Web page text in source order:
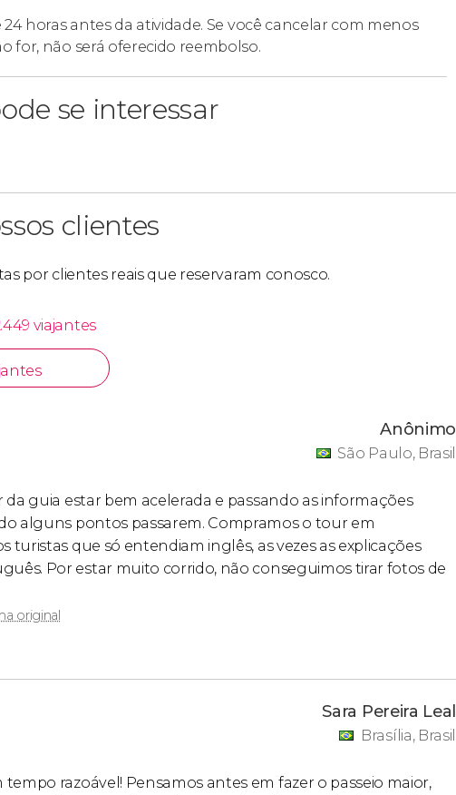
horas antes da atividade. Se você cancelar com menos
for, não será oferecido reembolso.
se interessar
clientes
por clientes reais que reservaram conosco.
viajantes
Anônimo
São Paulo, Brasil
da guia estar bem acelerada e passando as informações
alguns pontos passarem. Compramos o tour em
que só entendiam inglês, as vezes as explicações
Por estar muito corrido, não conseguimos tirar fotos de
original
Sara Pereira Leal
Brasília, Brasil
razoável! Pensamos antes em fazer o passeio maior,